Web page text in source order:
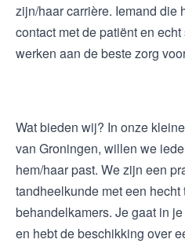
zijn/haar carrière. Iemand die
contact met de patiënt en
werken aan de beste zorg
Wat bieden wij? In onze
van Groningen, willen we
hem/haar past. We zijn een
tandheelkunde met een hecht
behandelkamers. Je gaat in
en hebt de beschikking over